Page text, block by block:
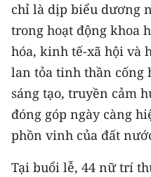
Media Chính trị
Media Kinh tế
Media Văn hóa
Media Xã hội
Media Pháp luật
Media Du lịch
chỉ là dịp biểu dương
trong hoạt động khoa
hóa, kinh tế-xã hội và
lan tỏa tinh thần cống
sáng tạo, truyền cảm
đóng góp ngày càng
phồn vinh của đất
Tại buổi lễ, 44 nữ trí